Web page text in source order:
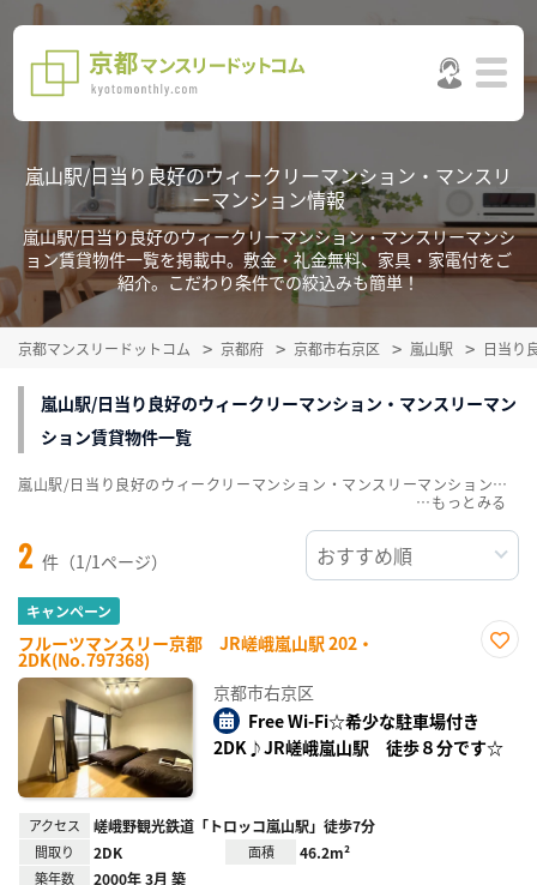
嵐山駅/日当り良好のウィークリーマンション・マンスリ
ーマンション情報
嵐山駅/日当り良好のウィークリーマンション・マンスリーマンシ
ョン賃貸物件一覧を掲載中。敷金・礼金無料、家具・家電付をご
紹介。こだわり条件での絞込みも簡単！
京都マンスリードットコム 京都府 京都市右京区 嵐山駅 日当り
嵐山駅/日当り良好のウィークリーマンション・マンスリーマン
ション賃貸物件一覧
2 件（1/1ページ）
キャンペーン
フルーツマンスリー京都 JR嵯峨嵐山駅 202・
2DK(No.797368)
京都市右京区
Free Wi-Fi☆希少な駐車場付き
2DK♪JR嵯峨嵐山駅 徒歩８分です☆
アクセス 嵯峨野観光鉄道「トロッコ嵐山駅」徒歩7分
間取り 2DK 面積 46.2m²
築年数 2000年 3月 築
嵐山駅/日当り良好のウィークリーマンション・マンスリーマンション賃貸物件一覧を掲載中。敷金・礼金無料、家具・家電付をご紹介。こだわり条件での絞込みも簡単！
…